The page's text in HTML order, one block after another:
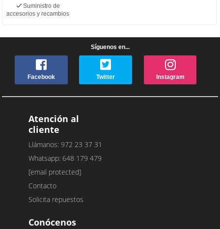
Suministro de
accesorios y recambios
Síguenos en...
Facebook Twitter Instagram
Atención al
cliente
Llámanos: 972 23 37 31
Whatsapp: 648 179 479
[email protected]
Contacto
Solicita repuestos
Conócenos